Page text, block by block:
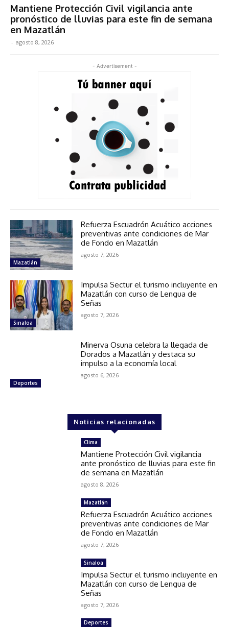
Mantiene Protección Civil vigilancia ante
pronóstico de lluvias para este fin de semana
en Mazatlán
- agosto 8, 2026
- Advertisement -
Mazatlán
Refuerza Escuadrón Acuático acciones
preventivas ante condiciones de Mar
de Fondo en Mazatlán
agosto 7, 2026
Sinaloa
Impulsa Sectur el turismo incluyente en
Mazatlán con curso de Lengua de
Señas
agosto 7, 2026
Deportes
Minerva Osuna celebra la llegada de
Dorados a Mazatlán y destaca su
impulso a la economía local
agosto 6, 2026
Noticias relacionadas
Clima
Mantiene Protección Civil vigilancia
ante pronóstico de lluvias para este fin
de semana en Mazatlán
agosto 8, 2026
Mazatlán
Refuerza Escuadrón Acuático acciones
preventivas ante condiciones de Mar
de Fondo en Mazatlán
agosto 7, 2026
Sinaloa
Impulsa Sectur el turismo incluyente en
Mazatlán con curso de Lengua de
Señas
agosto 7, 2026
Deportes